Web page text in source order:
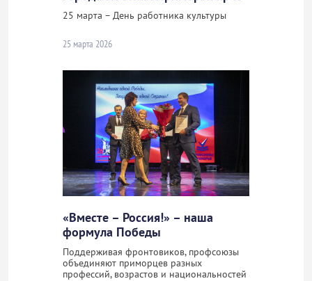
25 марта – День работника культуры
25 марта 2026
«Вместе – Россия!» – наша
формула Победы
Поддерживая фронтовиков, профсоюзы
объединяют приморцев разных
профессий, возрастов и национальностей